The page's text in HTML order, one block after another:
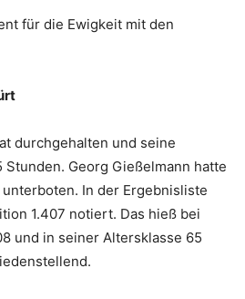
für die Ewigkeit mit den
durchgehalten und seine
Stunden. Georg Gießelmann hatte
In der Ergebnisliste
1.407 notiert. Das hieß bei
und in seiner Altersklasse 65